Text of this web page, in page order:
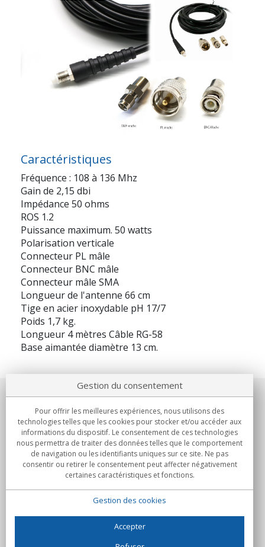
Caractéristiques
Fréquence : 108 à 136 Mhz
Gain de 2,15 dbi
Impédance 50 ohms
ROS 1.2
Puissance maximum. 50 watts
Polarisation verticale
Connecteur PL mâle
Connecteur BNC mâle
Connecteur mâle SMA
Longueur de l'antenne 66 cm
Tige en acier inoxydable pH 17/7
Poids 1,7 kg.
Longueur 4 mètres Câble RG-58
Base aimantée diamètre 13 cm.
Notre société
Engagements
Achats
Gestion du consentement
Pour offrir les meilleures expériences, nous utilisons des
technologies telles que les cookies pour stocker et/ou accéder aux
informations du dispositif. Le consentement de ces technologies
nous permettra de traiter des données telles que le comportement
de navigation ou les identifiants uniques sur ce site. Ne pas
consentir ou retirer le consentement peut affecter négativement
certaines caractéristiques et fonctions.
Gestion des cookies
Accepter